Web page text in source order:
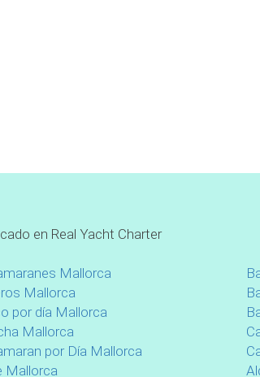
en Real Yacht Charter
Mallorca
Mallorca
por día Mallorca
Mallorca
por Día Mallorca
Mallorca